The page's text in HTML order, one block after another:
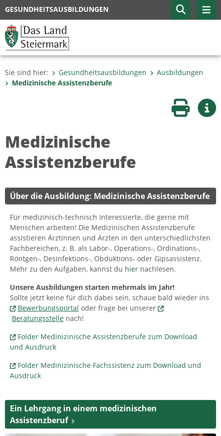
GESUNDHEITSAUSBILDUNGEN
Sie sind hier: Gesundheitsausbildungen
Ausbildungen
Medizinische Assistenzberufe
Seite
Medizinische
Assistenzberufe
Über die Ausbildung: Medizinische Assistenzberufe
Für medizinisch-technisch Interessierte, die gerne mit
Menschen arbeiten! Die Medizinischen Assistenzberufe
assistieren Ärztinnen und Ärzten in den unterschiedlichsten
Fachbereichen, z. B. als Labor-, Operations-, Ordinations-,
Röntgen-, Desinfektions-, Obduktions- oder Gipsassistenz.
Mehr zu den Aufgaben, kannst du hier nachlesen.
Unsere Ausbildungen starten mehrmals im Jahr!
Sollte jetzt keine für dich dabei sein, schaue bald wieder ins
Bewerbungsportal oder frage bei unserer
Beratungsstelle nach!
Folder Medinizinische Assistenzberufe zum Download
und Ausdruck
Folder Medinizinische Fachssistenz zum Download und
Ausdruck
Ein Lehrgang in einem medizinischen
Assistenzberuf